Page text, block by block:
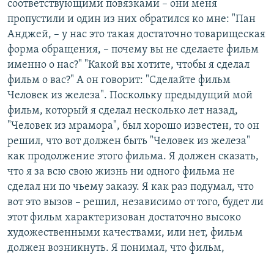
соответствующими повязками – они меня
пропустили и один из них обратился ко мне: "Пан
Анджей, – у нас это такая достаточно товарищеская
форма обращения, – почему вы не сделаете фильм
именно о нас?" "Какой вы хотите, чтобы я сделал
фильм о вас?" А он говорит: "Сделайте фильм
Человек из железа". Поскольку предыдущий мой
фильм, который я сделал несколько лет назад,
"Человек из мрамора", был хорошо известен, то он
решил, что вот должен быть "Человек из железа"
как продолжение этого фильма. Я должен сказать,
что я за всю свою жизнь ни одного фильма не
сделал ни по чьему заказу. Я как раз подумал, что
вот это вызов – решил, независимо от того, будет ли
этот фильм характеризован достаточно высоко
художественными качествами, или нет, фильм
должен возникнуть. Я понимал, что фильм,